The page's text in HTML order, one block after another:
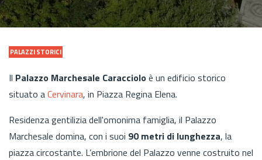
PALAZZI STORICI
Il Palazzo Marchesale Caraccioloè un edificio storico
situato aCervinara, in Piazza Regina Elena.
Residenza gentilizia dell'omonima famiglia, il Palazzo
Marchesale domina, con i suoi 90 metri di lunghezza, la
piazza circostante. L’embrione del Palazzo venne costruito nel